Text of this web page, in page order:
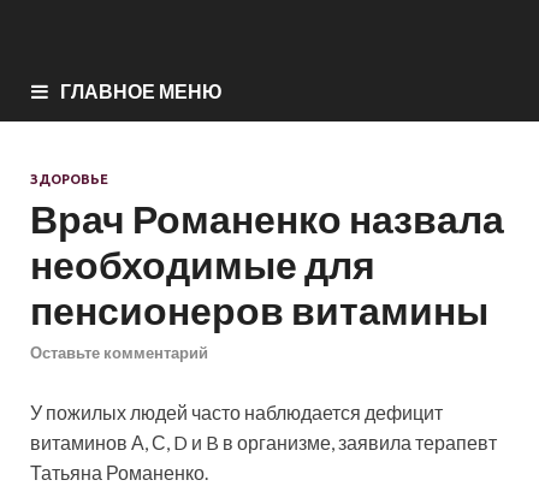
ГЛАВНОЕ МЕНЮ
ЗДОРОВЬЕ
Врач Романенко назвала
необходимые для
пенсионеров витамины
Оставьте комментарий
У пожилых людей часто наблюдается дефицит
витаминов А, С, D и B в организме, заявила терапевт
Татьяна Романенко.